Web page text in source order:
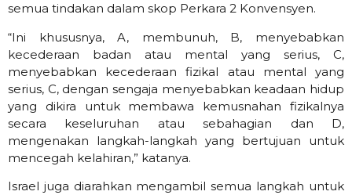
semua tindakan dalam skop Perkara 2 Konvensyen.
“Ini khususnya, A, membunuh, B, menyebabkan
kecederaan badan atau mental yang serius, C,
menyebabkan kecederaan fizikal atau mental yang
serius, C, dengan sengaja menyebabkan keadaan hidup
yang dikira untuk membawa kemusnahan fizikalnya
secara keseluruhan atau sebahagian dan D,
mengenakan langkah-langkah yang bertujuan untuk
mencegah kelahiran,” katanya.
Israel juga diarahkan mengambil semua langkah untuk